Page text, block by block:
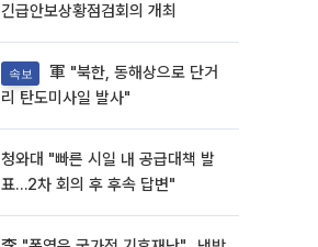
긴급안보상황점검회의 개최
속보
리 탄도미사일 발사"
청와대 "빠른 시일 내 공급대책 발
표…2차 회의 후 후속 답변"